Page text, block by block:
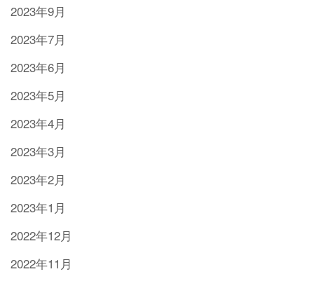
2023年9月
2023年7月
2023年6月
2023年5月
2023年4月
2023年3月
2023年2月
2023年1月
2022年12月
2022年11月